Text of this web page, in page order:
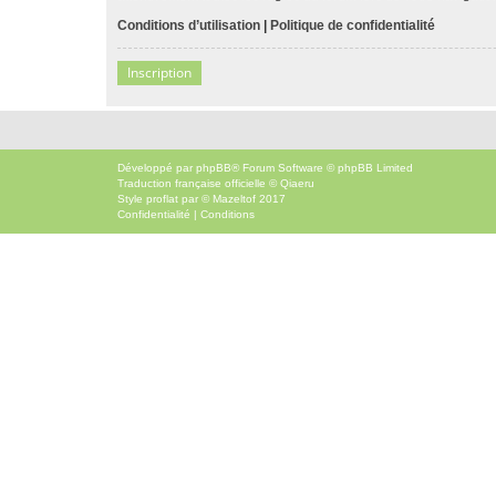
Conditions d’utilisation | Politique de confidentialité
Inscription
Développé par phpBB® Forum Software © phpBB Limited
Traduction française officielle ©Qiaeru
Style proflat par © Mazeltof 2017
Confidentialité | Conditions